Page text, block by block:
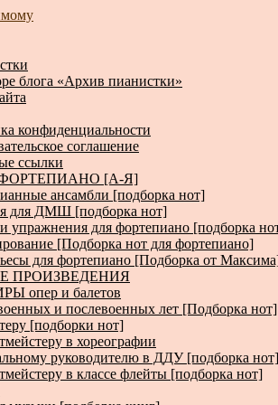
книги, музыка, статьи…
блога «Архив пианистки»
конфиденциальности
соглашение
ссылки
[А-Я]
ансамбли [подборка нот]
для ДМШ [подборка нот]
упражнения для фортепиано [подборка
[Подборка нот для фортепиано]
для фортепиано [Подборка от
ПРОИЗВЕДЕНИЯ
опер и балетов
и послевоенных лет [Подборка нот]
[подборки нот]
в хореографии
руководителю в ДДУ [подборка нот]
в классе флейты [подборка нот]